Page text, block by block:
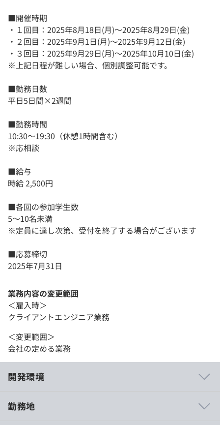
■開催時期
・１回目：2025年8月18日(月)～2025年8月29日(金)
・２回目：2025年9月1日(月)～2025年9月12日(金)
・３回目：2025年9月29日(月)～2025年10月10日(金)
※上記日程が難しい場合、個別調整可能です。
■勤務日数
平日5日間×2週間
■勤務時間
10:30～19:30（休憩1時間含む）
※応相談
■給与
時給 2,500円
■各回の参加学生数
5～10名未満
※定員に達し次第、受付を終了する場合がございます
■応募締切
2025年7月31日
業務内容の変更範囲
＜雇入時＞
クライアントエンジニア業務
＜変更範囲＞
会社の定める業務
開発環境
勤務地